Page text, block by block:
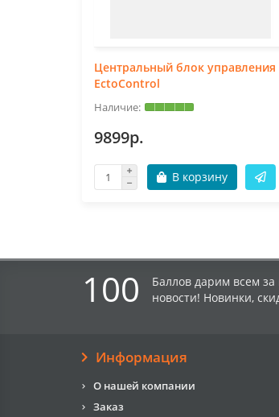
Центральный блок управления
EctoControl
9899р.
В корзину
100
Баллов дарим всем за
новости! Новинки,
Информация
О нашей компании
Заказ